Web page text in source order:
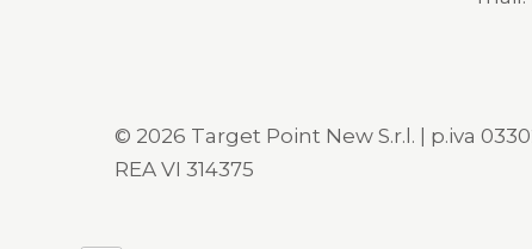
© 2026 Target Point New S.r.l. | p.iva
REA VI 314375